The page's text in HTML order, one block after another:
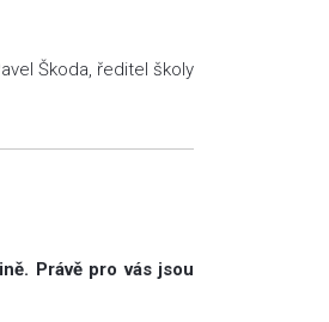
Škoda, ředitel školy
Právě pro vás jsou